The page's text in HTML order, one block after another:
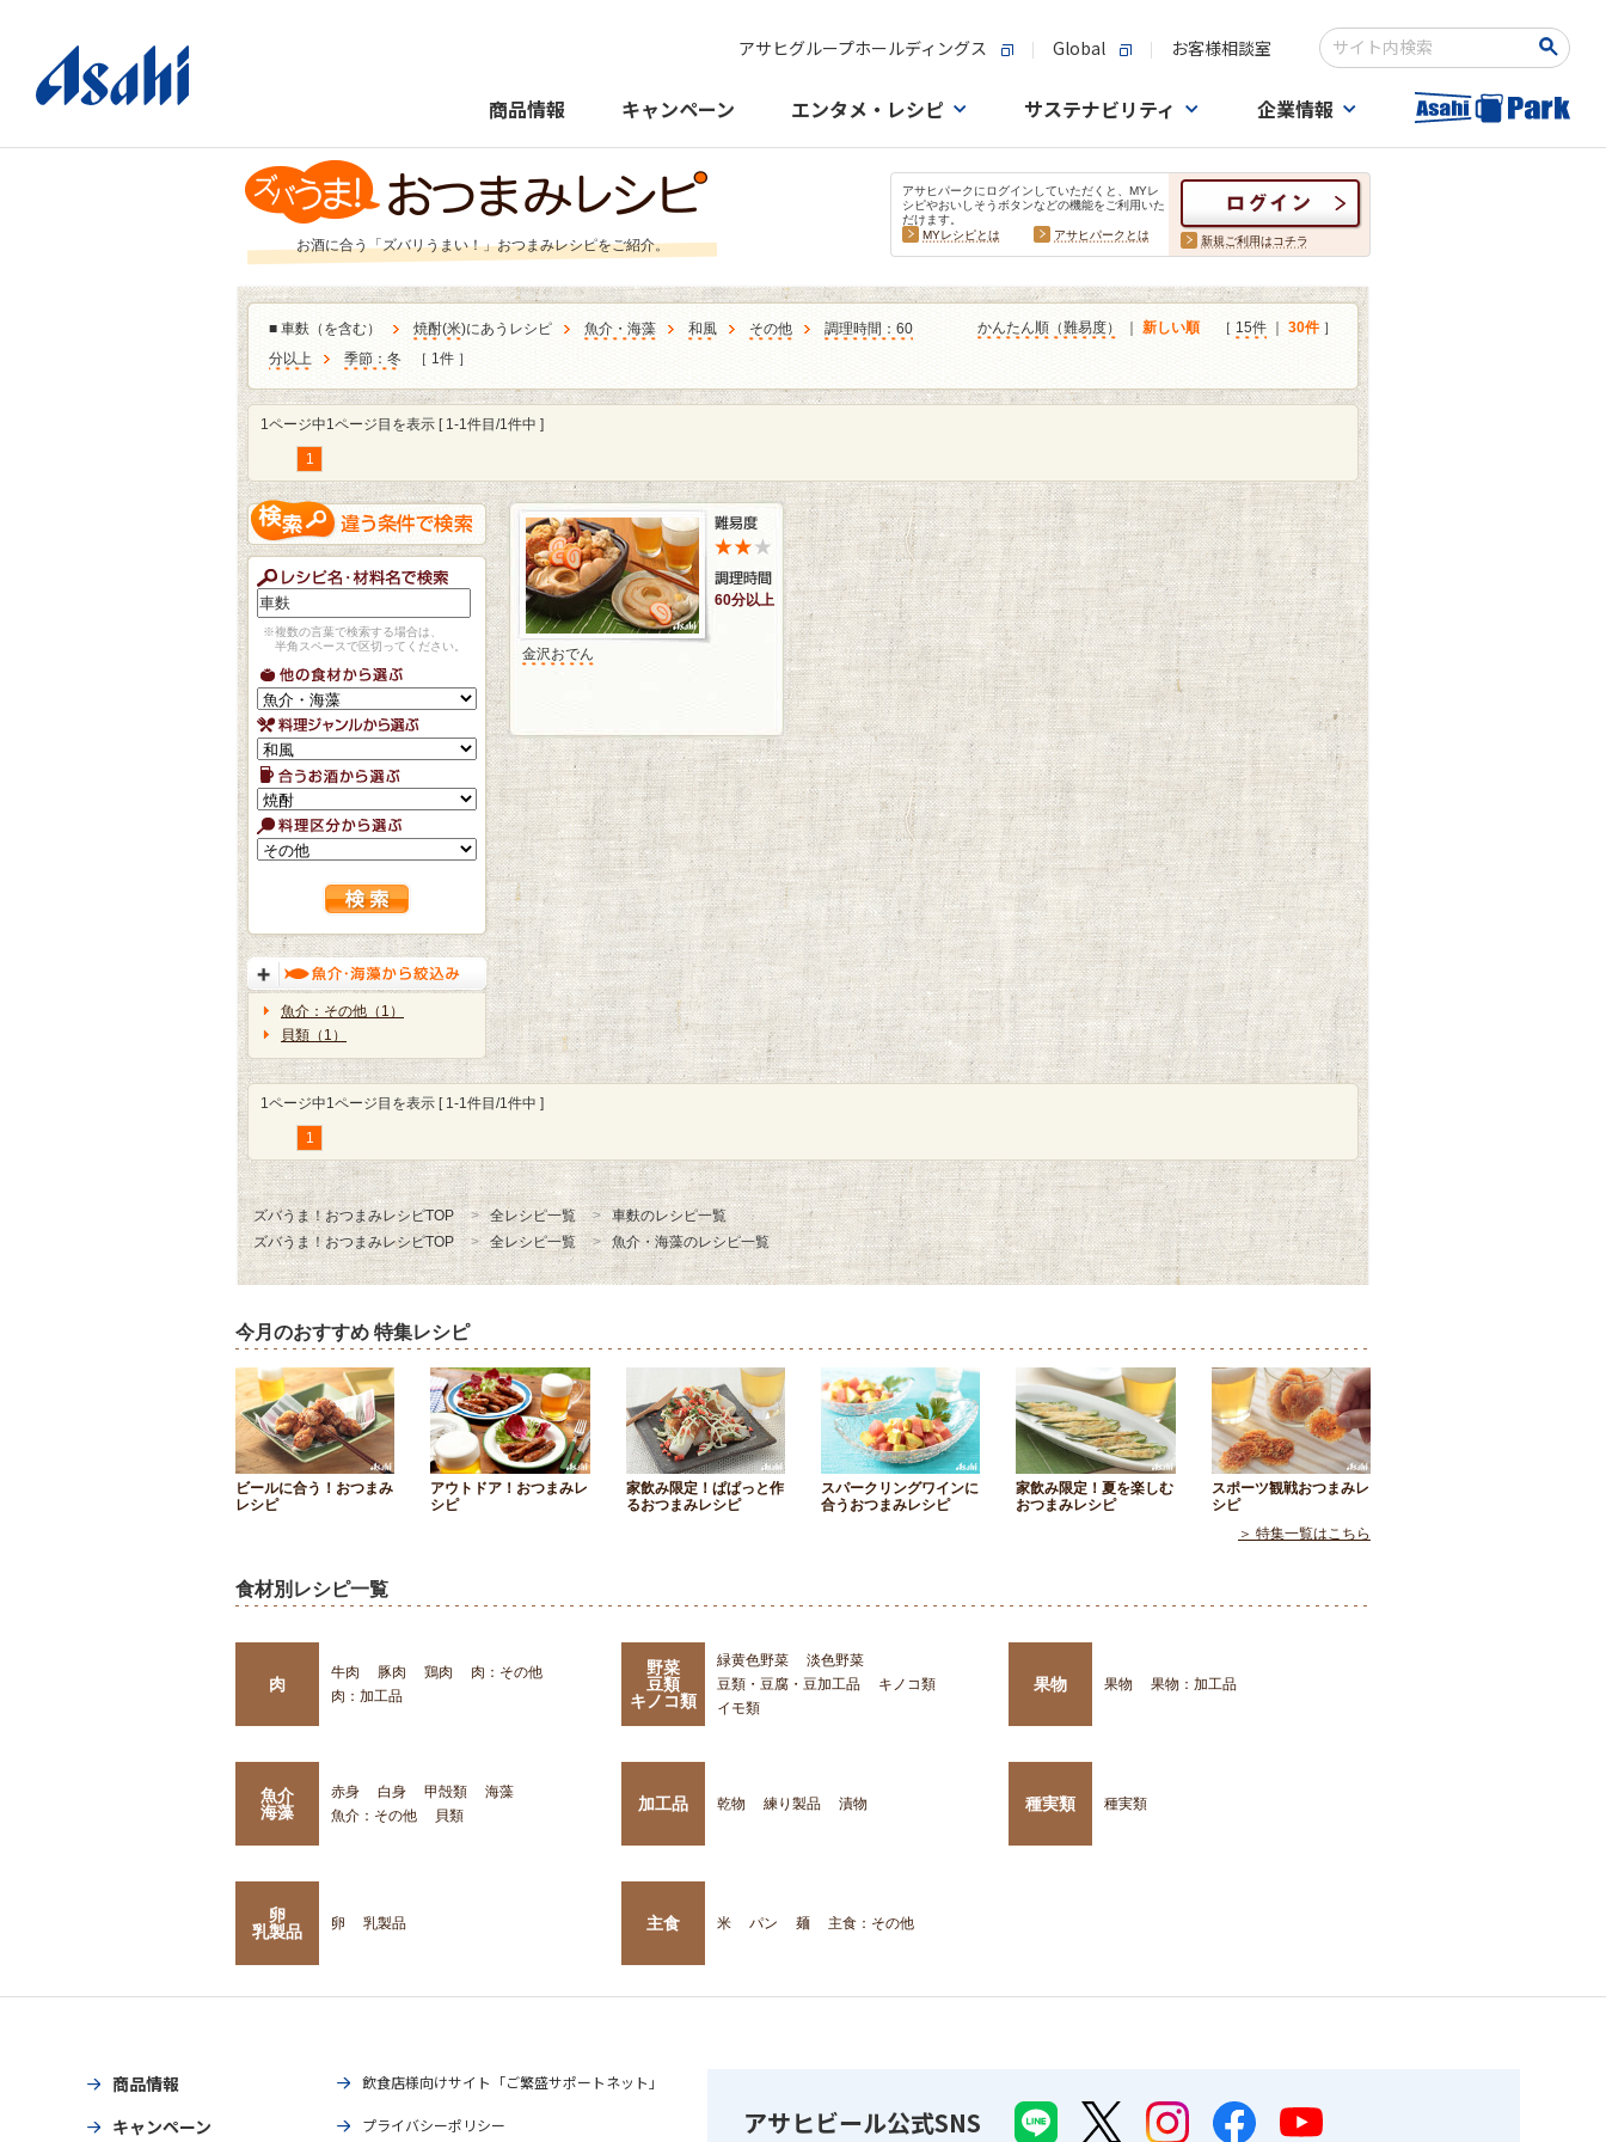
アサヒグループホールディングス Global お客様相談室
検索キーワード入力
商品情報 キャンペーン エンタメ・レシピ サステナビリティ 企業情報
お酒に合う「ズバリうまい！」おつまみレシピをご紹介。
アサヒパークにログインしていただくと、MYレ
シピやおいしそうボタンなどの機能をご利用いた
だけます。
MYレシピとは
アサヒパークとは 新規ご利用はコチラ
■ 車麩（を含む） 焼酎(米)にあうレシピ 魚介・海藻 和風 その他
調理時間：60
分以上
季節：冬 ［ 1件 ］
かんたん順（難易度） 新しい順 ［ 15件 30件 ］
1ページ中1ページ目を表示 [ 1-1件目/1件中 ]
1
※複数の言葉で検索する場合は、
半角スペースで区切ってください。
魚介：その他（1）
貝類（1）
60分以上
金沢おでん
1ページ中1ページ目を表示 [ 1-1件目/1件中 ]
1
ズバうま！おつまみレシピTOP 全レシピ一覧
車麩のレシピ一覧
ズバうま！おつまみレシピTOP
全レシピ一覧 魚介・海藻のレシピ一覧
今月のおすすめ 特集レシピ
ビールに合う！おつまみ
レシピ
アウトドア！おつまみレ
シピ
家飲み限定！ぱぱっと作
るおつまみレシピ
スパークリングワインに
合うおつまみレシピ
家飲み限定！夏を楽しむ
おつまみレシピ
スポーツ観戦おつまみレ
シピ
＞ 特集一覧はこちら
食材別レシピ一覧
肉
牛肉 豚肉 鶏肉
肉：その他
肉：加工品
野菜
豆類
キノコ類
緑黄色野菜
淡色野菜
豆類・豆腐・豆加工品
キノコ類
イモ類
果物 果物 果物：加工品
魚介
海藻
赤身 白身 甲殻類
海藻
魚介：その他
貝類
加工品 乾物 練り製品 漬物 種実類 種実類
卵
乳製品
卵 乳製品 主食 米 パン 麺 主食：その他
商品情報
キャンペーン
飲食店様向けサイト「ご繁盛サポートネット」
プライバシーポリシー アサヒビール公式SNS